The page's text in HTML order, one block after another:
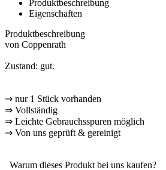
Produktbeschreibung
Eigenschaften
Produktbeschreibung
von Coppenrath
Zustand: gut.
⇒ nur 1 Stück vorhanden
⇒ Vollständig
⇒ ️ Leichte Gebrauchsspuren möglich
⇒ Von uns geprüft & gereinigt
Warum dieses Produkt bei uns kaufen?